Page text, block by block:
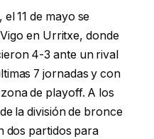
11 de mayo se
en Urritxe, donde
4-3 ante un rival
7 jornadas y con
de playoff. A los
la división de bronce
dos partidos para